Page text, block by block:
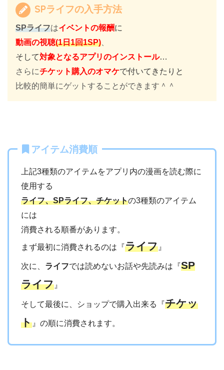
SPライフの入手方法
SPライフはイベントの報酬に
動画の視聴(1日1回1SP)
そして対象となるアプリのインストール…
さらにチケット購入のオマケで付いてきたりと
比較的簡単にゲットすることができます＾＾
アイテム消費順
上記3種類のアイテムをアプリ内の漫画を読む際に
使用する
ライフ、SPライフ、チケットの3種類のアイテム
には
消費される順番があります。
まず最初に消費されるのは『ライフ 』
次に、 ライフでは読めないお話や先読みは『SP
ライフ 』
そして最後に、ショップで購入出来る『チケッ
ト 』の順に消費されます。